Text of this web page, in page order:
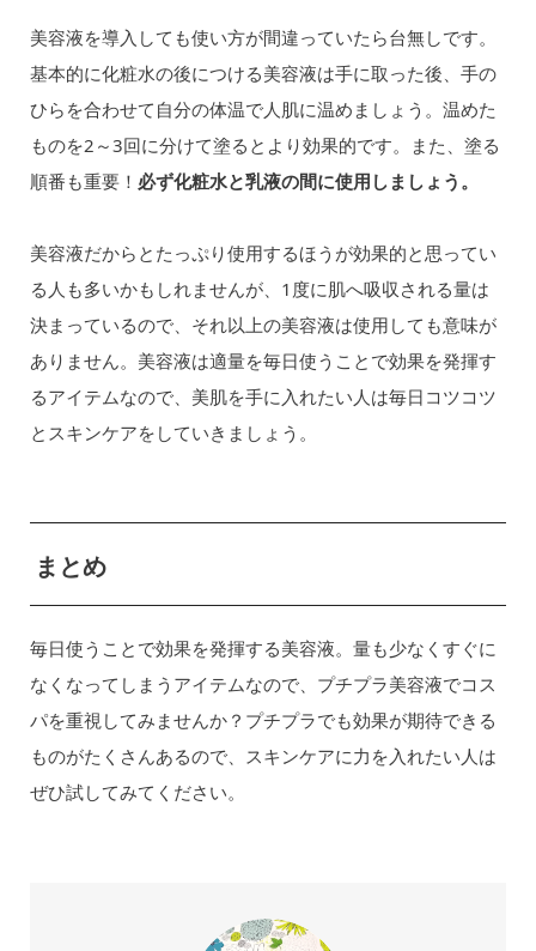
美容液を導入しても使い方が間違っていたら台無しです。
基本的に化粧水の後につける美容液は手に取った後、手の
ひらを合わせて自分の体温で人肌に温めましょう。温めた
ものを2～3回に分けて塗るとより効果的です。また、塗る
順番も重要！ 必ず化粧水と乳液の間に使用しましょう。
美容液だからとたっぷり使用するほうが効果的と思ってい
る人も多いかもしれませんが、1度に肌へ吸収される量は
決まっているので、それ以上の美容液は使用しても意味が
ありません。美容液は適量を毎日使うことで効果を発揮す
るアイテムなので、美肌を手に入れたい人は毎日コツコツ
とスキンケアをしていきましょう。
まとめ
毎日使うことで効果を発揮する美容液。量も少なくすぐに
なくなってしまうアイテムなので、プチプラ美容液でコス
パを重視してみませんか？プチプラでも効果が期待できる
ものがたくさんあるので、スキンケアに力を入れたい人は
ぜひ試してみてください。